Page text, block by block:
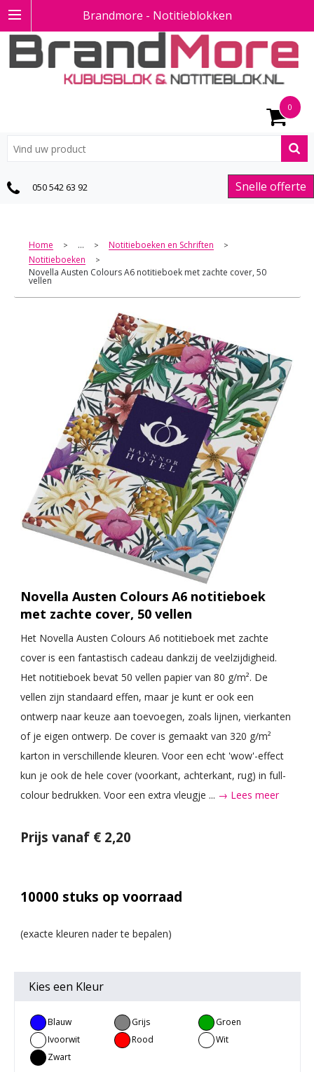
Brandmore - Notitieblokken
0
Snelle offerte
050 542 63 92
Home > ... > Notitieboeken en Schriften >
Notitieboeken >
Novella Austen Colours A6 notitieboek met zachte cover, 50
vellen
Novella Austen Colours A6 notitieboek
met zachte cover, 50 vellen
Het Novella Austen Colours A6 notitieboek met zachte
cover is een fantastisch cadeau dankzij de veelzijdigheid.
Het notitieboek bevat 50 vellen papier van 80 g/m². De
vellen zijn standaard effen, maar je kunt er ook een
ontwerp naar keuze aan toevoegen, zoals lijnen, vierkanten
of je eigen ontwerp. De cover is gemaakt van 320 g/m²
karton in verschillende kleuren. Voor een echt 'wow'-effect
kun je ook de hele cover (voorkant, achterkant, rug) in full-
colour bedrukken. Voor een extra vleugje ... → Lees meer
Prijs vanaf € 2,20
10000 stuks op voorraad
Kies een Kleur
Blauw Grijs
Groen
Ivoorwit
Rood
Wit
Zwart